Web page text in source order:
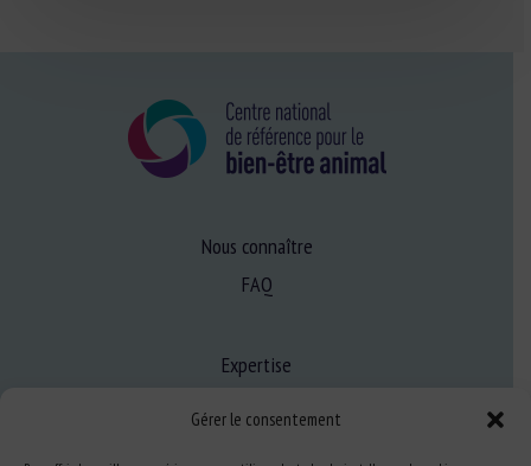
Gérer le consentement
Nous connaître
FAQ
Expertise